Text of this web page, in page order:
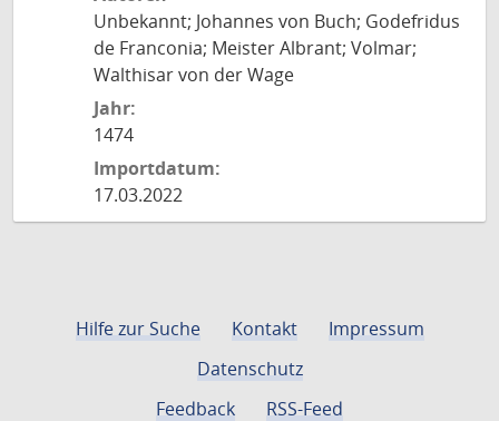
Unbekannt; Johannes von Buch; Godefridus
de Franconia; Meister Albrant; Volmar;
Walthisar von der Wage
Jahr:
1474
Importdatum:
17.03.2022
Hilfe zur Suche Kontakt
Impressum
Datenschutz
Feedback
RSS-Feed